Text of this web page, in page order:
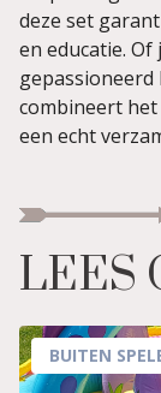
deze set
en educatie.
combineert het
een echt
LEES
BUITEN